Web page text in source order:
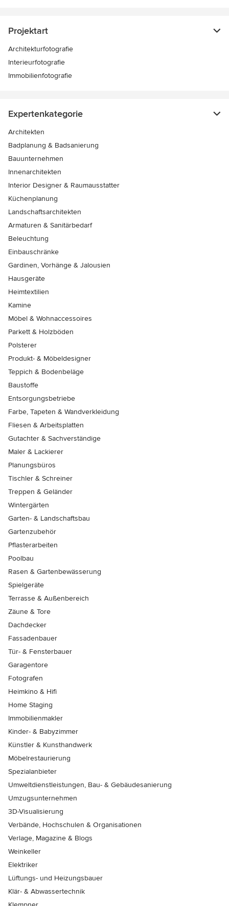
Projektart
Architekturfotografie
Interieurfotografie
Immobilienfotografie
Expertenkategorie
Architekten
Badplanung & Badsanierung
Bauunternehmen
Innenarchitekten
Interior Designer & Raumausstatter
Küchenplanung
Landschaftsarchitekten
Armaturen & Sanitärbedarf
Beleuchtung
Einbauschränke
Gardinen, Vorhänge & Jalousien
Hausgeräte
Heimtextilien
Kamine
Möbel & Wohnaccessoires
Parkett & Holzböden
Polsterer
Produkt- & Möbeldesigner
Teppich & Bodenbeläge
Baustoffe
Entsorgungsbetriebe
Farbe, Tapeten & Wandverkleidung
Fliesen & Arbeitsplatten
Gutachter & Sachverständige
Maler & Lackierer
Planungsbüros
Tischler & Schreiner
Treppen & Geländer
Wintergärten
Garten- & Landschaftsbau
Gartenzubehör
Pflasterarbeiten
Poolbau
Rasen & Gartenbewässerung
Spielgeräte
Terrasse & Außenbereich
Zäune & Tore
Dachdecker
Fassadenbauer
Tür- & Fensterbauer
Garagentore
Fotografen
Heimkino & Hifi
Home Staging
Immobilienmakler
Kinder- & Babyzimmer
Künstler & Kunsthandwerk
Möbelrestaurierung
Spezialanbieter
Umweltdienstleistungen, Bau- & Gebäudesanierung
Umzugsunternehmen
3D-Visualisierung
Verbände, Hochschulen & Organisationen
Verlage, Magazine & Blogs
Weinkeller
Elektriker
Lüftungs- und Heizungsbauer
Klär- & Abwassertechnik